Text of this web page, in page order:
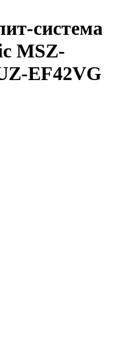
система
MSZ-
EF42VG